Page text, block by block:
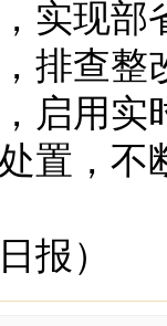
实现
排查
启用
置，
）